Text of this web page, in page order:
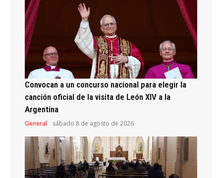
Convocan a un concurso nacional para elegir la
canción oficial de la visita de León XIV a la
Argentina
General sábado 8 de agosto de 2026